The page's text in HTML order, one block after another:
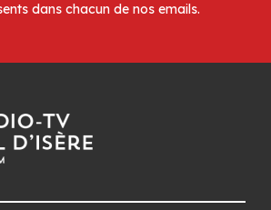
dans chacun de nos emails.